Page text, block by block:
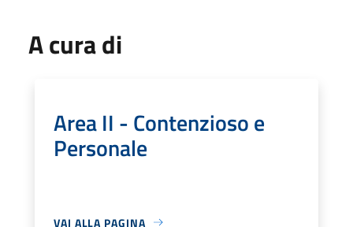
A cura di
Area II - Contenzioso e
Personale
VAI ALLA PAGINA